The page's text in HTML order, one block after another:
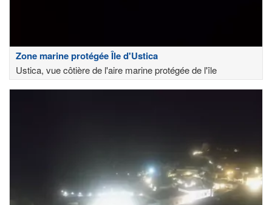
Zone marine protégée Île d'Ustica
Ustica, vue côtière de l'aire marine protégée de l'île